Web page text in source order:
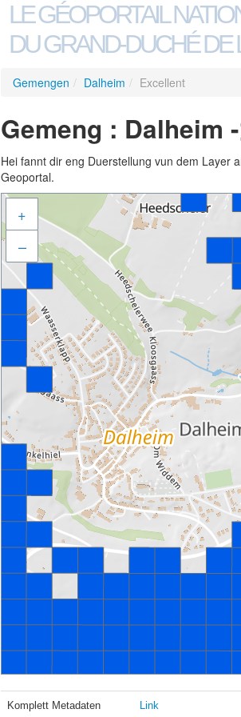
LE GÉOPORTAIL
DU GRAND-DUCHÉ
Gemengen / Dalheim / Excellent
Gemeng : Dalheim
Hei fannt dir eng Duerstellung vun dem Layer
Geoportal.
+
–
Komplett Metadaten Link